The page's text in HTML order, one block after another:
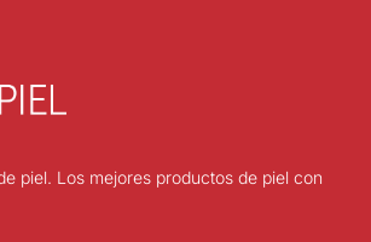
piel. Los mejores productos de piel con